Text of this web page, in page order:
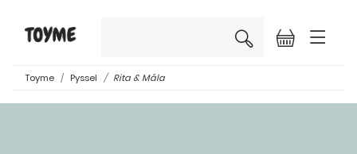
×
Toyme Pyssel Rita & Måla